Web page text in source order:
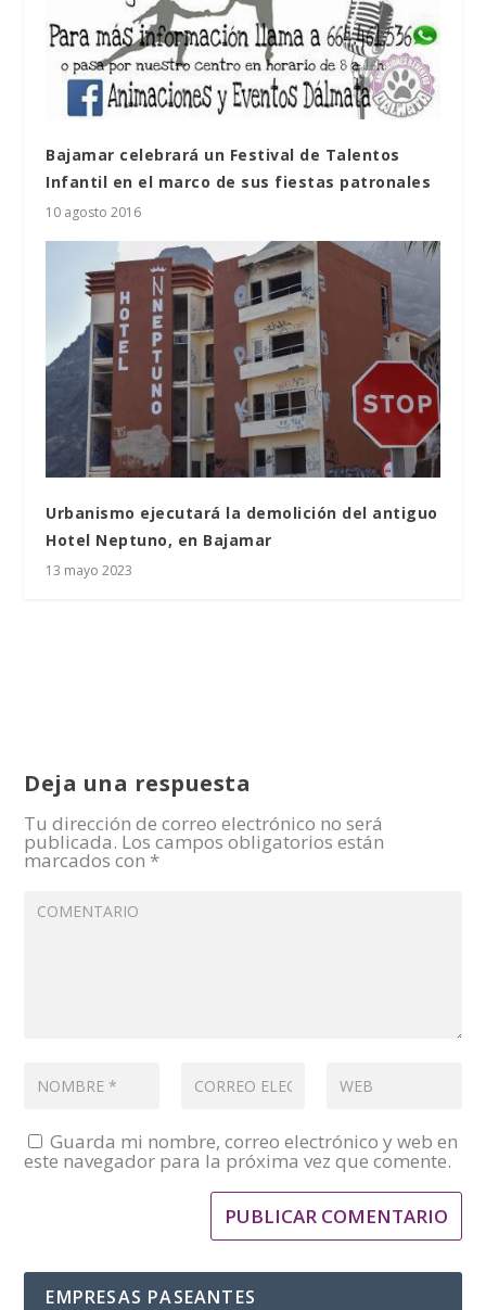
Bajamar celebrará un Festival de Talentos
Infantil en el marco de sus fiestas patronales
10 agosto 2016
Urbanismo ejecutará la demolición del antiguo
Hotel Neptuno, en Bajamar
13 mayo 2023
Deja una respuesta
Tu dirección de correo electrónico no será
publicada. Los campos obligatorios están
marcados con *
Guarda mi nombre, correo electrónico y web en
este navegador para la próxima vez que comente.
EMPRESAS PASEANTES